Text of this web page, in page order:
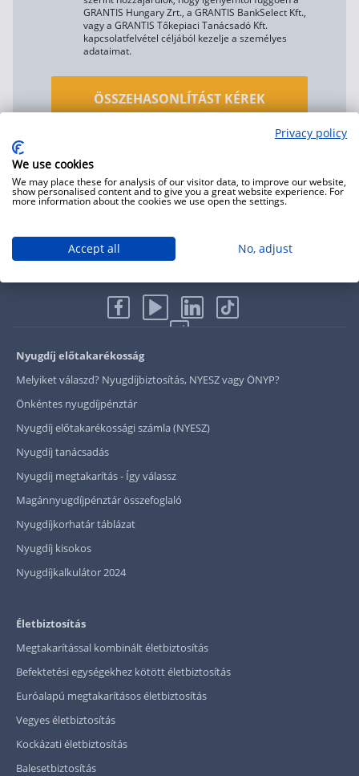
GRANTIS Hungary Zrt., a GRANTIS BankSelect Kft.,
vagy a GRANTIS Tőkepiaci Tanácsadó Kft.
kapcsolatfelvétel céljából kezelje a személyes
adataimat.
ÖSSZEHASONLÍTÁST KÉREK
Munkatársunk 1 munkanapon belül visszahív.
Nyugdíj előtakarékosság
Melyiket válaszd? Nyugdíjbiztosítás, NYESZ vagy ÖNYP?
Önkéntes nyugdíjpénztár
Nyugdíj előtakarékossági számla (NYESZ)
Nyugdíj tanácsadás
Nyugdíj megtakarítás - Így válassz
Magánnyugdíjpénztár összefoglaló
Nyugdíjkorhatár táblázat
Nyugdíj kisokos
Nyugdíjkalkulátor 2024
Életbiztosítás
Megtakarítással kombinált életbiztosítás
Befektetési egységekhez kötött életbiztosítás
Euróalapú megtakarításos életbiztosítás
Vegyes életbiztosítás
Kockázati életbiztosítás
Balesetbiztosítás
Privacy policy
We use cookies
We may place these for analysis of our visitor data, to improve our website,
show personalised content and to give you a great website experience. For
more information about the cookies we use open the settings.
Accept all No, adjust